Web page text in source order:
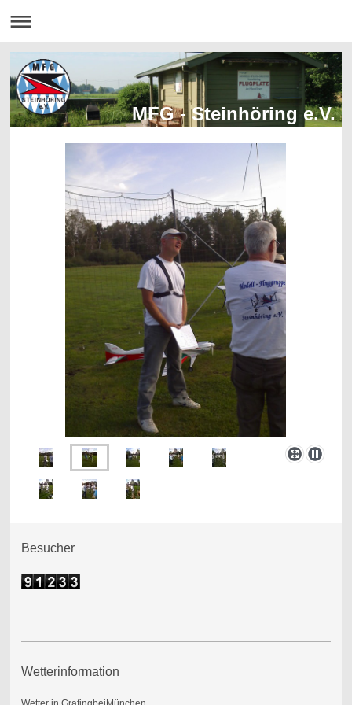
MFG - Steinhöring e.V.
Besucher
Wetterinformation